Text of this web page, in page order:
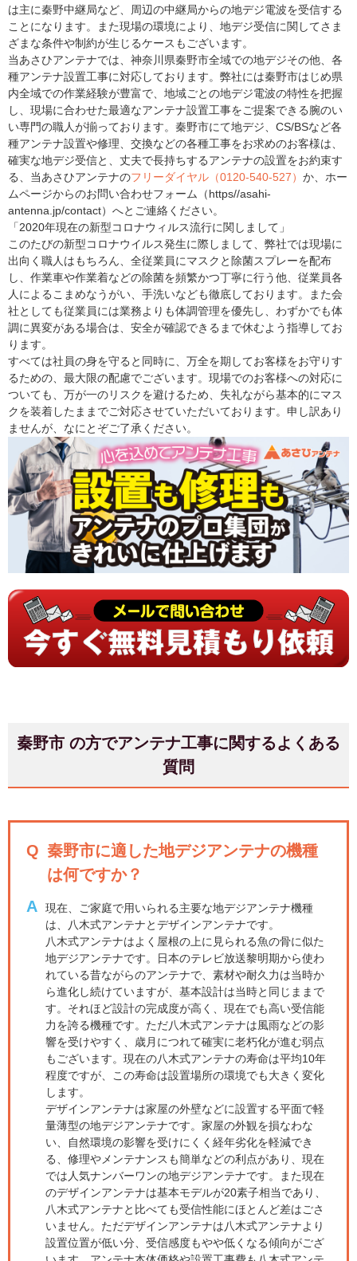
は主に秦野中継局など、周辺の中継局からの地デジ電波を受信する
ことになります。また現場の環境により、地デジ受信に関してさま
ざまな条件や制約が生じるケースもございます。
当あさひアンテナでは、神奈川県秦野市全域での地デジその他、各
種アンテナ設置工事に対応しております。弊社には秦野市はじめ県
内全域での作業経験が豊富で、地域ごとの地デジ電波の特性を把握
し、現場に合わせた最適なアンテナ設置工事をご提案できる腕のい
い専門の職人が揃っております。秦野市にて地デジ、CS/BSなど各
種アンテナ設置や修理、交換などの各種工事をお求めのお客様は、
確実な地デジ受信と、丈夫で長持ちするアンテナの設置をお約束す
る、当あさひアンテナのフリーダイヤル（0120-540-527） か、ホー
ムページからのお問い合わせフォーム（https//asahi-
antenna.jp/contact）へとご連絡ください。
「2020年現在の新型コロナウィルス流行に関しまして」
このたびの新型コロナウイルス発生に際しまして、弊社では現場に
出向く職人はもちろん、全従業員にマスクと除菌スプレーを配布
し、作業車や作業着などの除菌を頻繁かつ丁寧に行う他、従業員各
人によるこまめなうがい、手洗いなども徹底しております。また会
社としても従業員には業務よりも体調管理を優先し、わずかでも体
調に異変がある場合は、安全が確認できるまで休むよう指導してお
ります。
すべては社員の身を守ると同時に、万全を期してお客様をお守りす
るための、最大限の配慮でございます。現場でのお客様への対応に
ついても、万が一のリスクを避けるため、失礼ながら基本的にマス
クを装着したままでご対応させていただいております。申し訳あり
ませんが、なにとぞご了承ください。
秦野市 の方でアンテナ工事に関するよくある
質問
Q 秦野市に適した地デジアンテナの機種
は何ですか？
A
現在、ご家庭で用いられる主要な地デジアンテナ機種
は、八木式アンテナとデザインアンテナです。
八木式アンテナはよく屋根の上に見られる魚の骨に似た
地デジアンテナです。日本のテレビ放送黎明期から使わ
れている昔ながらのアンテナで、素材や耐久力は当時か
ら進化し続けていますが、基本設計は当時と同じままで
す。それほど設計の完成度が高く、現在でも高い受信能
力を誇る機種です。ただ八木式アンテナは風雨などの影
響を受けやすく、歳月につれて確実に老朽化が進む弱点
もございます。現在の八木式アンテナの寿命は平均10年
程度ですが、この寿命は設置場所の環境でも大きく変化
します。
デザインアンテナは家屋の外壁などに設置する平面で軽
量薄型の地デジアンテナです。家屋の外観を損なわな
い、自然環境の影響を受けにくく経年劣化を軽減でき
る、修理やメンテナンスも簡単などの利点があり、現在
では人気ナンバーワンの地デジアンテナです。また現在
のデザインアンテナは基本モデルが20素子相当であり、
八木式アンテナと比べても受信性能にほとんど差はごさ
いません。ただデザインアンテナは八木式アンテナより
設置位置が低い分、受信感度もやや低くなる傾向がござ